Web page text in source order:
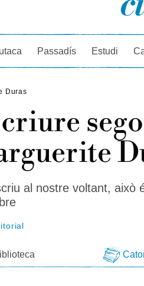
Passadís Estudi
Duras
al nostre voltant, això